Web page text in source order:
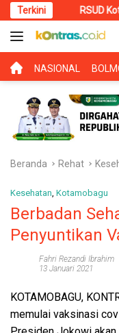
Langsung
ke
konten
Terkini
RSUD Kotamobagu
BERANDA
NASIONAL
Beranda Rehat
Kesehatan Kotamobagu
Berbadan
Penyuntikan
Fahri Rezandi Ibrahim
13 Januari 2021
KOTAMOBAGU,
memulai vaksinasi